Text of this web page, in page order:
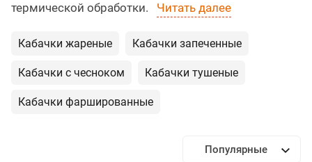
термической обработки.
Читать далее
Кабачки жареные Кабачки запеченные
Кабачки с чесноком Кабачки тушеные
Кабачки фаршированные
Популярные